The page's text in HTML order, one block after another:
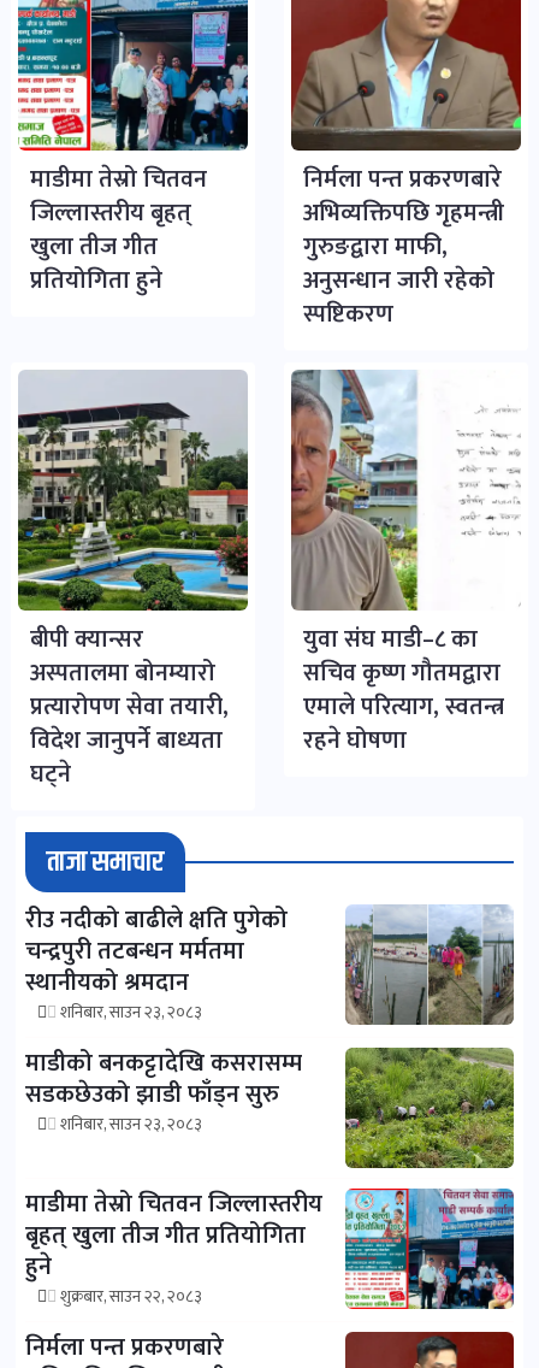
माडीमा तेस्रो चितवन
जिल्लास्तरीय बृहत्
खुला तीज गीत
प्रतियोगिता हुने
निर्मला पन्त प्रकरणबारे
अभिव्यक्तिपछि गृहमन्त्री
गुरुङद्वारा माफी,
अनुसन्धान जारी रहेको
स्पष्टिकरण
बीपी क्यान्सर
अस्पतालमा बोनम्यारो
प्रत्यारोपण सेवा तयारी,
विदेश जानुपर्ने बाध्यता
घट्ने
युवा संघ माडी–८ का
सचिव कृष्ण गौतमद्वारा
एमाले परित्याग, स्वतन्त्र
रहने घोषणा
ताजा समाचार
रीउ नदीको बाढीले क्षति पुगेको
चन्द्रपुरी तटबन्धन मर्मतमा
स्थानीयको श्रमदान
शनिबार, साउन २३, २०८३
माडीको बनकट्टादेखि कसरासम्म
सडकछेउको झाडी फाँड्न सुरु
शनिबार, साउन २३, २०८३
माडीमा तेस्रो चितवन जिल्लास्तरीय
बृहत् खुला तीज गीत प्रतियोगिता
हुने
शुक्रबार, साउन २२, २०८३
निर्मला पन्त प्रकरणबारे